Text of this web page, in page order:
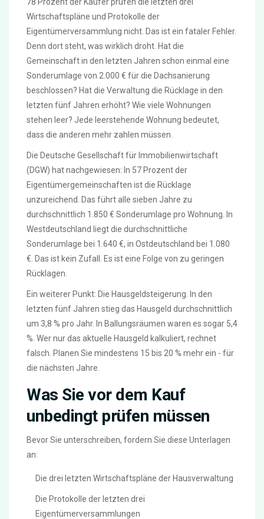
Wirtschaftspläne und Protokolle der
Eigentümerversammlung nicht. Das ist ein fataler Fehler.
Denn dort steht, was wirklich droht. Hat die
Gemeinschaft in den letzten Jahren schon einmal eine
Sonderumlage von 2.000 € für die Dachsanierung
beschlossen? Hat die Verwaltung die Rücklage in den
letzten fünf Jahren erhöht? Wie viele Wohnungen
stehen leer? Jede leerstehende Wohnung bedeutet,
dass die anderen mehr zahlen müssen.
Die Deutsche Gesellschaft für Immobilienwirtschaft
(DGW) hat nachgewiesen: In 57 Prozent der
Eigentümergemeinschaften ist die Rücklage
unzureichend. Das führt alle sieben Jahre zu
durchschnittlich 1.850 € Sonderumlage pro Wohnung. In
Westdeutschland liegt die durchschnittliche
Sonderumlage bei 1.640 €, in Ostdeutschland bei 1.080
€. Das ist kein Zufall. Es ist eine Folge von zu geringen
Rücklagen.
Ein weiterer Punkt: Die Hausgeldsteigerung. In den
letzten fünf Jahren stieg das Hausgeld durchschnittlich
um 3,8 % pro Jahr. In Ballungsräumen waren es sogar 5,4
%. Wer nur das aktuelle Hausgeld kalkuliert, rechnet
falsch. Planen Sie mindestens 15 bis 20 % mehr ein - für
die nächsten Jahre.
Was Sie vor dem Kauf
unbedingt prüfen müssen
Bevor Sie unterschreiben, fordern Sie diese Unterlagen
an:
Die drei letzten Wirtschaftspläne der Hausverwaltung
Die Protokolle der letzten drei
Eigentümerversammlungen